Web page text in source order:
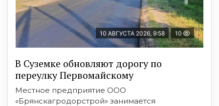
10 АВГУСТА 2026, 9:58 10
В Суземке обновляют дорогу по
переулку Первомайскому
Местное предприятие ООО
«Брянскагродорстрой» занимается